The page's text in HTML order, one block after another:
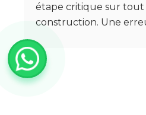
étape critique sur tout
construction. Une